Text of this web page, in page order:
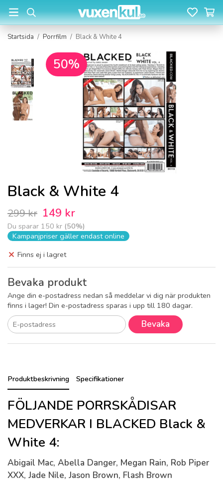
Startsida / Porrfilm / Black & White 4
50%
Black & White 4
299 kr 149 kr
Du sparar 150 kr (50%)
Kampanjpriser gäller endast online
Finns ej i lagret
Bevaka produkt
Ange din e-postadress nedan så meddelar vi dig när produkten
finns i lager! Din e-postadress sparas i upp till 180 dagar.
Bevaka
Produktbeskrivning Specifikationer
FÖLJANDE PORRSKÅDISAR
MEDVERKAR I BLACKED Black &
White 4:
Abigail Mac, Abella Danger, Megan Rain, Rob Piper
XXX, Jade Nile, Jason Brown, Flash Brown